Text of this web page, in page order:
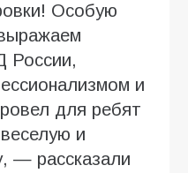
Особую
России,
и
для ребят
и
— рассказали